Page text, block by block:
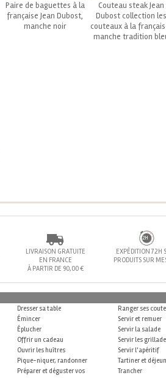
Paire de baguettes à la
française Jean Dubost,
manche noir
Couteau steak Jean
Dubost collection les
couteaux à la
manche tradition
LIVRAISON GRATUITE
EN FRANCE
À PARTIR DE 90,00 €
72H
EXPÉDITION 72H
PRODUITS SUR
Dresser sa table
Émincer
Éplucher
Offrir un cadeau
Ouvrir les huîtres
Pique-niquer, randonner
Préparer et déguster vos
Ranger ses
Servir et remuer
Servir la salade
Servir les
Servir l'apéritif
Tartiner et
Trancher